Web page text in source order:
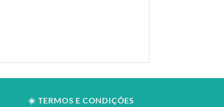
☀️ TERMOS E CONDIÇÕES